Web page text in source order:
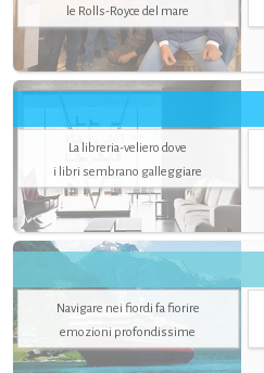
le Rolls-Royce del mare
La libreria-veliero dove
i libri sembrano galleggiare
Navigare nei fiordi fa fiorire
emozioni profondissime